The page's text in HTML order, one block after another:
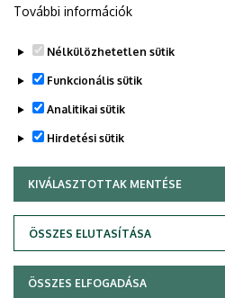
Szerzői jog © 2026
További információk
Nélkülözhetetlen sütik
Funkcionális sütik
Analitikai sütik
Hirdetési sütik
KIVÁLASZTOTTAK MENTÉSE
ÖSSZES ELUTASÍTÁSA
WITHDRAW CONSENT
ÖSSZES ELFOGADÁSA